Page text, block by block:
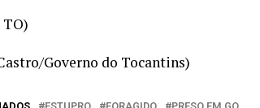
TO)
Governo do Tocantins)